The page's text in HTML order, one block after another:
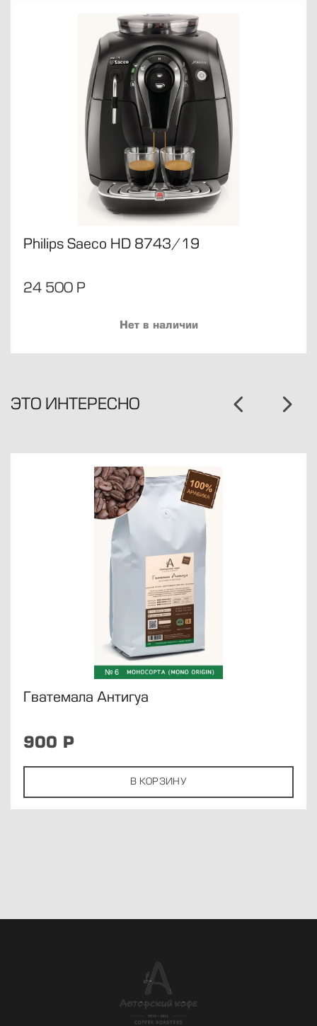
Philips Saeco HD 8743/19
24 500 Р
Нет в наличии
ЭТО ИНТЕРЕСНО
Гватемала Антигуа
900 Р
В КОРЗИНУ